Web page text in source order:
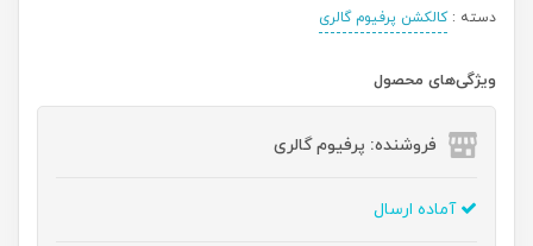
دسته :کالکشن پرفیوم گالری
ویژگی‌های محصول
فروشنده: پرفیوم گالری
آماده ارسال